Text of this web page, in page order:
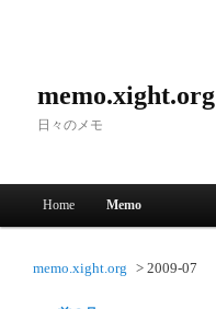
memo.xight.org
日々のメモ
Skip to primary content
Skip to secondary content
Home Memo
memo.xight.org 2009-07